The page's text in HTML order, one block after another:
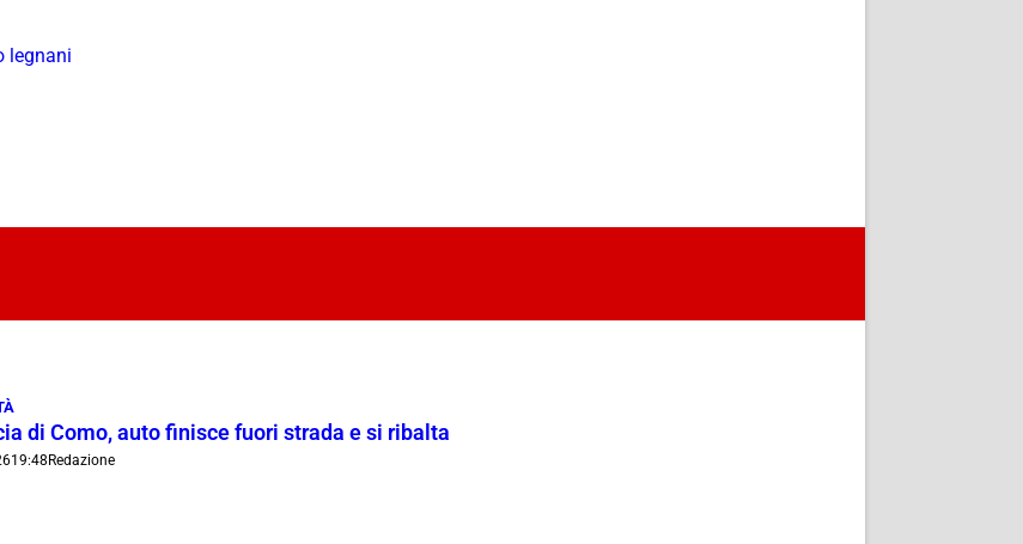
legnani
di Como, auto finisce fuori strada e si ribalta
19:48Redazione